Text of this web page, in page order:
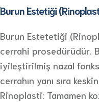
Burun Estetiği
Burun Estetetiği
cerrahi prosedürüdür.
iyileştirilmiş nazal
cerrahın yanı sıra
Rinoplasti: Tamamen